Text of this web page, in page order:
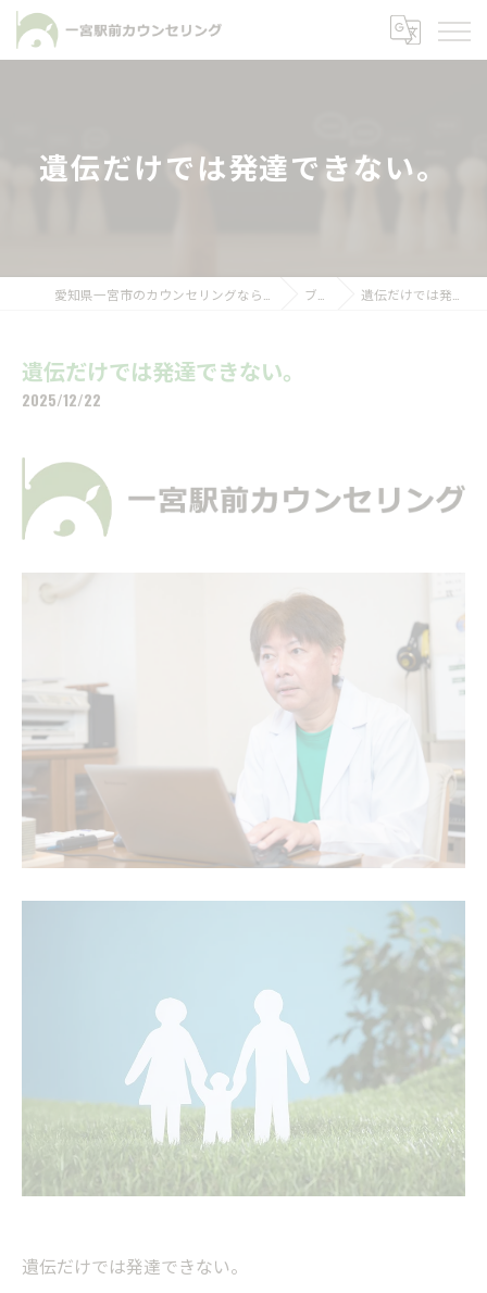
遺伝だけでは発達できない。
ブログ 遺伝だけでは発達できない。
遺伝だけでは発達できない。
2025/12/22
遺伝だけでは発達できない。